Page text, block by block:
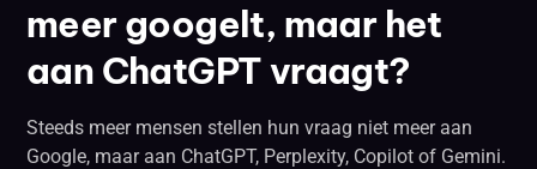
meer googelt, maar het
aan ChatGPT vraagt?
Steeds meer mensen stellen hun vraag niet meer aan
Google, maar aan ChatGPT, Perplexity, Copilot of Gemini.